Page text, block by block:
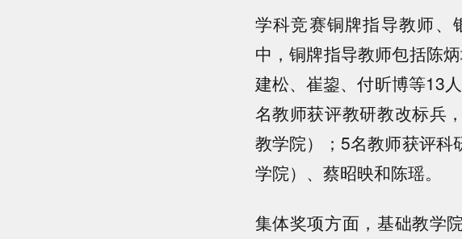
学科竞赛铜牌指导教师、
中，铜牌指导教师包括陈
建松、崔鋆、付昕博等13
名教师获评教研教改标兵
教学院）；5名教师获评
学院）、蔡昭映和陈瑶。
集体奖项方面，基础教学